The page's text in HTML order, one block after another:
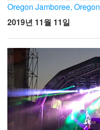
Oregon Jamboree, Oregon
2019년 11월 11일